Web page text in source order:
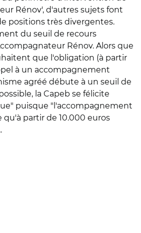
Rénov', d'autres sujets font
positions très divergentes.
du seuil de recours
Rénov. Alors que
que l'obligation (à partir
à un accompagnement
agréé débute à un seuil de
la Capeb se félicite
puisque "l'accompagnement
qu'à partir de 10.000 euros